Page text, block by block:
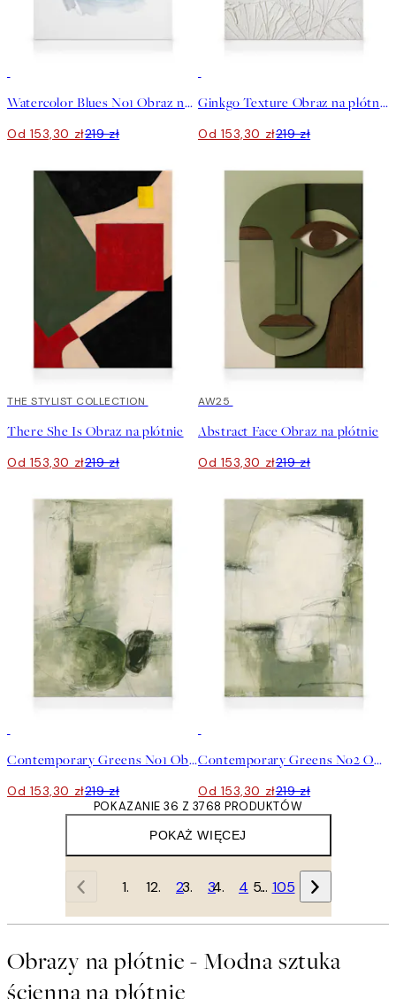
Watercolor Blues No1 Obraz na płótnie
Od 153,30 zł219 zł
Ginkgo Texture Obraz na płótnie
Od 153,30 zł219 zł
30%*
THE STYLIST COLLECTION
There She Is Obraz na płótnie
Od 153,30 zł219 zł
30%*
AW25
Abstract Face Obraz na płótnie
Od 153,30 zł219 zł
Contemporary Greens No1 Obraz na płótnie
Od 153,30 zł219 zł
Contemporary Greens No2 Obraz na płótnie
Od 153,30 zł219 zł
POKAŻ WIĘCEJ
POKAZANIE 36 Z 3768 PRODUKTÓW
1 2 3 4 … 105
Obrazy na płótnie - Modna sztuka
ścienna na płótnie